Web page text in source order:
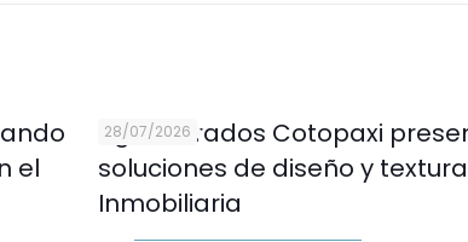
el
28/07/2026
Aglomerados Cotopaxi
soluciones de diseño y
Inmobiliaria